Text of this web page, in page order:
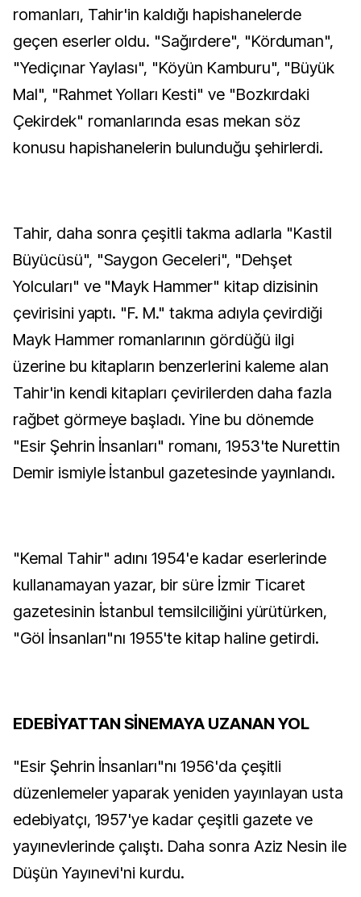
romanları, Tahir'in kaldığı hapishanelerde
geçen eserler oldu. "Sağırdere", "Körduman",
"Yediçınar Yaylası", "Köyün Kamburu", "Büyük
Mal", "Rahmet Yolları Kesti" ve "Bozkırdaki
Çekirdek" romanlarında esas mekan söz
konusu hapishanelerin bulunduğu şehirlerdi.
Tahir, daha sonra çeşitli takma adlarla "Kastil
Büyücüsü", "Saygon Geceleri", "Dehşet
Yolcuları" ve "Mayk Hammer" kitap dizisinin
çevirisini yaptı. "F. M." takma adıyla çevirdiği
Mayk Hammer romanlarının gördüğü ilgi
üzerine bu kitapların benzerlerini kaleme alan
Tahir'in kendi kitapları çevirilerden daha fazla
rağbet görmeye başladı. Yine bu dönemde
"Esir Şehrin İnsanları" romanı, 1953'te Nurettin
Demir ismiyle İstanbul gazetesinde yayınlandı.
"Kemal Tahir" adını 1954'e kadar eserlerinde
kullanamayan yazar, bir süre İzmir Ticaret
gazetesinin İstanbul temsilciliğini yürütürken,
"Göl İnsanları"nı 1955'te kitap haline getirdi.
EDEBİYATTAN SİNEMAYA UZANAN YOL
"Esir Şehrin İnsanları"nı 1956'da çeşitli
düzenlemeler yaparak yeniden yayınlayan usta
edebiyatçı, 1957'ye kadar çeşitli gazete ve
yayınevlerinde çalıştı. Daha sonra Aziz Nesin ile
Düşün Yayınevi'ni kurdu.